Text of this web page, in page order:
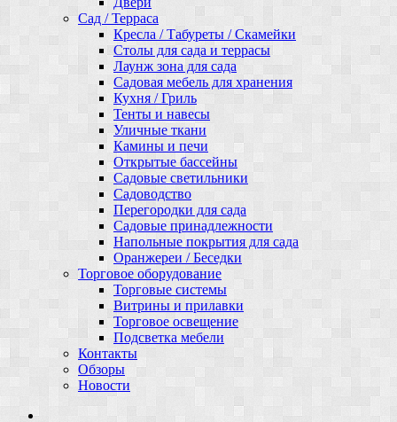
Сад / Терраса
Кресла / Табуреты / Скамейки
Столы для сада и террасы
Лаунж зона для сада
Садовая мебель для хранения
Кухня / Гриль
Тенты и навесы
Уличные ткани
Камины и печи
Открытые бассейны
Садовые светильники
Садоводство
Перегородки для сада
Садовые принадлежности
Напольные покрытия для сада
Оранжереи / Беседки
Торговое оборудование
Торговые системы
Витрины и прилавки
Торговое освещение
Подсветка мебели
Контакты
Обзоры
Новости